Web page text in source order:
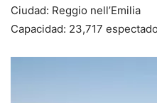
Ciudad: Reggio nell’Emilia
Capacidad: 23,717